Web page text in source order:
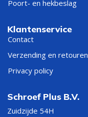
Poort- en hekbeslag
Klantenservice
Contact
Verzending en retouren
Privacy policy
Schroef Plus B.V.
Zuidzijde 54H